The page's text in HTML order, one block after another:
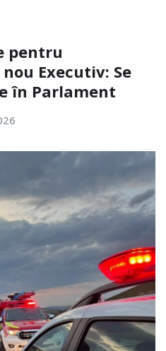
pentru
Executiv: Se
în Parlament